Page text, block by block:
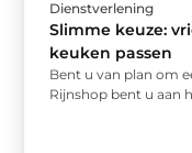
Dienstverlening
Slimme keuze:
keuken passen
Bent u van plan om
Rijnshop bent u aan